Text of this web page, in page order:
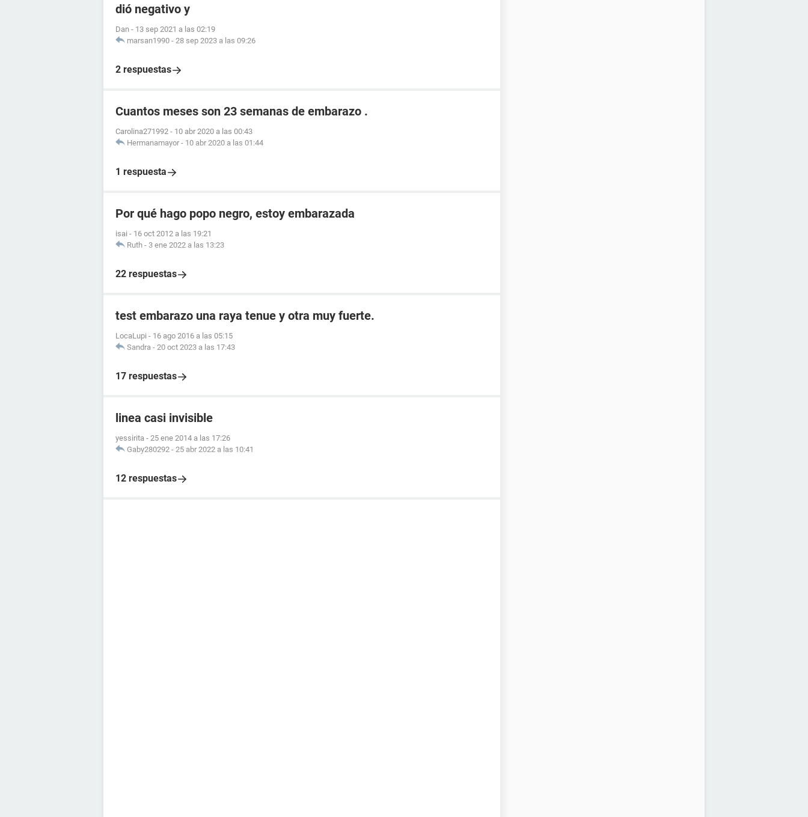
dió negativo y
Dan - 13 sep 2021 a las 02:19
marsan1990 - 28 sep 2023 a las 09:26
2 respuestas
Cuantos meses son 23 semanas de embarazo .
Carolina271992 - 10 abr 2020 a las 00:43
Hermanamayor - 10 abr 2020 a las 01:44
1 respuesta
Por qué hago popo negro, estoy embarazada
isai - 16 oct 2012 a las 19:21
Ruth - 3 ene 2022 a las 13:23
22 respuestas
test embarazo una raya tenue y otra muy fuerte.
LocaLupi - 16 ago 2016 a las 05:15
Sandra - 20 oct 2023 a las 17:43
17 respuestas
linea casi invisible
yessirita - 25 ene 2014 a las 17:26
Gaby280292 - 25 abr 2022 a las 10:41
12 respuestas